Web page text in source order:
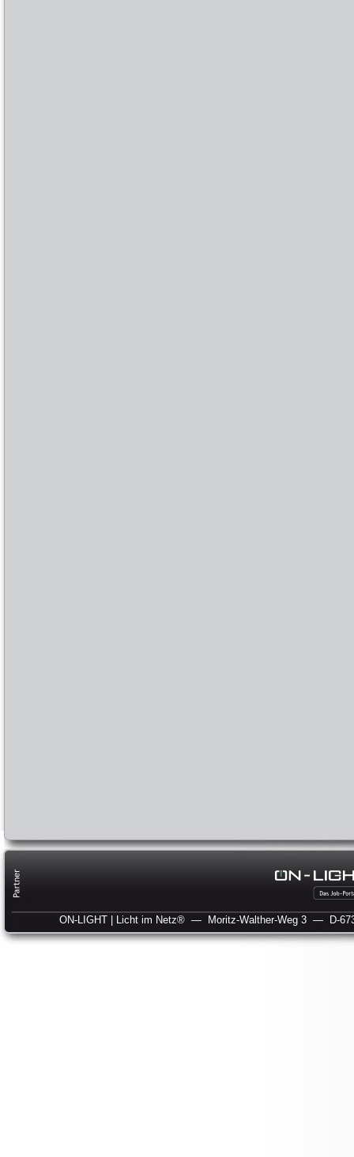
ON-LIGHT | Licht im Netz® — Moritz-Walther-Weg 3 — D-